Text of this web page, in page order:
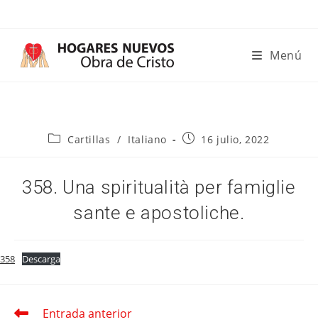
contenido
Menú
Categoría
entrada:
Cartillas / Italiano
Publicación
entrada:
16 julio, 2022
358. Una spiritualità per famiglie
sante e apostoliche.
358 Descarga
Leer
Entrada anterior